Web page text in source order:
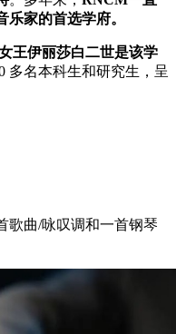
家的首选学府。
王伊丽莎白二世是该学
多名本科生和研究生，呈
歌曲/咏叹调和一首钢琴